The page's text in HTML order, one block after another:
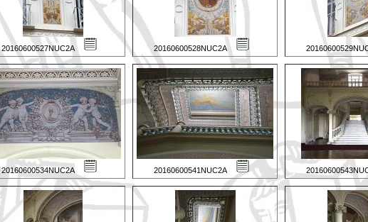
20160600527NUC2A 20160600528NUC2A
20160600534NUC2A 20160600541NUC2A